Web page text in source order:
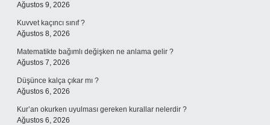
Ağustos 9, 2026
Kuvvet kaçıncı sınıf ?
Ağustos 8, 2026
Matematikte bağımlı değişken ne anlama gelir ?
Ağustos 7, 2026
Düşünce kalça çıkar mı ?
Ağustos 6, 2026
Kur’an okurken uyulması gereken kurallar nelerdir ?
Ağustos 6, 2026